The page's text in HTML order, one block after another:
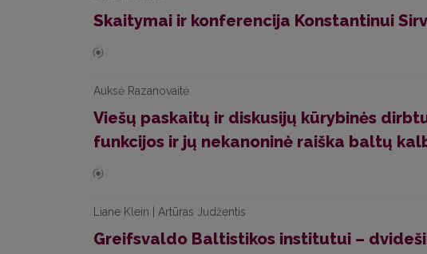
Skaitymai ir konferencija Konstantinui
Auksė Razanovaitė
Viešų paskaitų ir diskusijų kūrybinės
funkcijos ir jų nekanoninė raiška baltų
Liane Klein | Artūras Judžentis
Greifsvaldo Baltistikos institutui –